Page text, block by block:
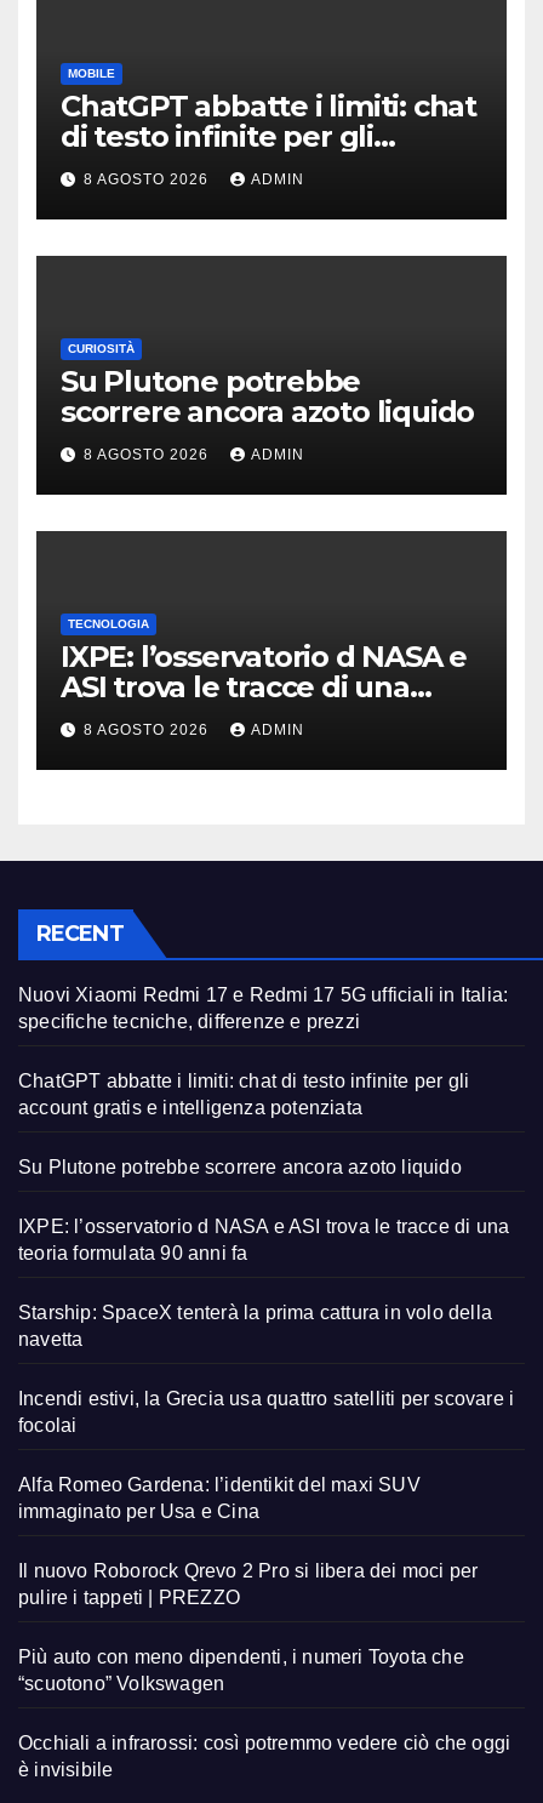
MOBILE
ChatGPT abbatte i limiti: chat
di testo infinite per gli
account gratis e intelligenza
potenziata
8 AGOSTO 2026 ADMIN
CURIOSITÀ
Su Plutone potrebbe
scorrere ancora azoto liquido
8 AGOSTO 2026 ADMIN
TECNOLOGIA
IXPE: l’osservatorio d NASA e
ASI trova le tracce di una
teoria formulata 90 anni fa
8 AGOSTO 2026 ADMIN
RECENT
Nuovi Xiaomi Redmi 17 e Redmi 17 5G ufficiali in Italia:
specifiche tecniche, differenze e prezzi
ChatGPT abbatte i limiti: chat di testo infinite per gli
account gratis e intelligenza potenziata
Su Plutone potrebbe scorrere ancora azoto liquido
IXPE: l’osservatorio d NASA e ASI trova le tracce di una
teoria formulata 90 anni fa
Starship: SpaceX tenterà la prima cattura in volo della
navetta
Incendi estivi, la Grecia usa quattro satelliti per scovare i
focolai
Alfa Romeo Gardena: l’identikit del maxi SUV
immaginato per Usa e Cina
Il nuovo Roborock Qrevo 2 Pro si libera dei moci per
pulire i tappeti | PREZZO
Più auto con meno dipendenti, i numeri Toyota che
“scuotono” Volkswagen
Occhiali a infrarossi: così potremmo vedere ciò che oggi
è invisibile